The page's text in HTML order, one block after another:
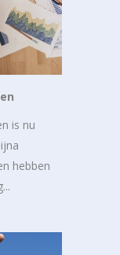
is nu
hebben